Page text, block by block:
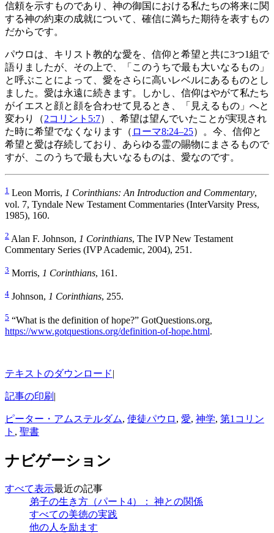
信頼を示すものであり、神の御国における私たちの将来に関
する神の約束の成就について、確信に満ちた期待を表すもの
だからです。
パウロは、キリスト教的な愛を、信仰と希望と共に3つ1組で
語りましたが、その上で、「このうちで最も大いなるもの」
と呼ぶことによって、愛をさらに高いレベルにあるものとし
ました。愛は永遠に続きます。しかし、信仰はやがて私たち
がイエスと顔と顔を合わせて見るとき、「見えるもの」へと
変わり（2コリント5:7）、希望は望んでいたことが実現され
た時に希望でなくなります（ ローマ8:24–25）。今、信仰と
希望と愛は存続しており、あらゆる霊の賜物にまさるもので
すが、このうちで最も大いなるものは、愛なのです。
1 Leon Morris, 1 Corinthians: An Introduction and Commentary,
vol. 7, Tyndale New Testament Commentaries (InterVarsity Press,
1985), 160.
2 Alan F. Johnson, 1 Corinthians, The IVP New Testament
Commentary Series (IVP Academic, 2004), 251.
3 Morris, 1 Corinthians, 161.
4 Johnson, 1 Corinthians, 255.
5 “What is the definition of hope?” GotQuestions.org,
https://www.gotquestions.org/definition-of-hope.html.
テキストのダウンロード|
記事の印刷 |
ピーター・アムステルダム, 使徒パウロ , 愛, 神学, 第1コリン
ト , 聖書
ナビゲーション
すべて表示最近の記事
弟子の生き方（パート4）： 神との関係
すべての美徳の実践
他の人を励ます